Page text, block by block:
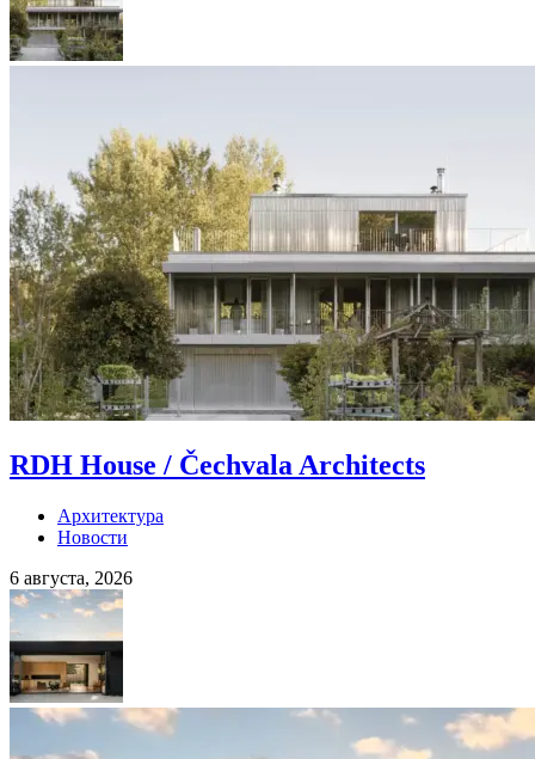
RDH House / Čechvala Architects
Архитектура
Новости
6 августа, 2026